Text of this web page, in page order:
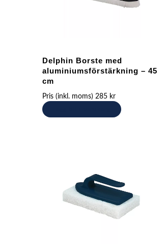
Delphin Borste med
aluminiumsförstärkning – 45
cm
Pris (inkl. moms) 285 kr